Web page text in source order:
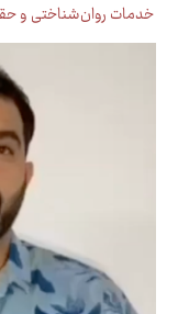
خدمات روان‌شناختی و